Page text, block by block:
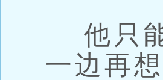
他只能
一边再